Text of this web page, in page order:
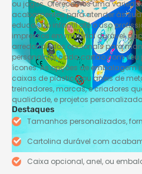
ou jogos. Oferecemos uma
acabamentos para atender às
educação infantil até o uso
impressos em material durável,
arredondados opcionais para
personalizar cada cartão com seu
ícones. As opções de embalagem
caixas de plástico, ou anéis de
treinadores, marcas, e criadores
qualidade, e projetos
Destaques
Tamanhos personalizados,
Cartolina durável com
Caixa opcional, anel, ou